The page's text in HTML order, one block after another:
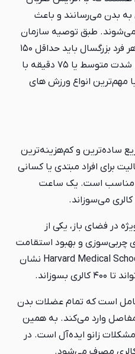
بدن می‌رسانند و باعث
طبق توصیه سازمان
جهانی بهداشت (WHO, 2022)، هر فرد بزرگسال باید حداقل ۱۵۰
دقیقه در هفته ورزش هوازی با شدت متوسط یا ۷۵ دقیقه با
مهم‌ترین انواع ورزش های
ساده‌ترین و کم‌هزینه‌ترین
برای افراد مبتدی یا کسانی
مناسب است. یک ساعت
در فضای باز، یکی از
چربی‌سوزی و بهبود استقامت
قلبی است. تحقیقات Harvard Medical School (2020) نشان
است که تمام عضلات بدن
مفاصل وارد می‌کند. به همین
مشکلات زانو ایده‌آل است. در